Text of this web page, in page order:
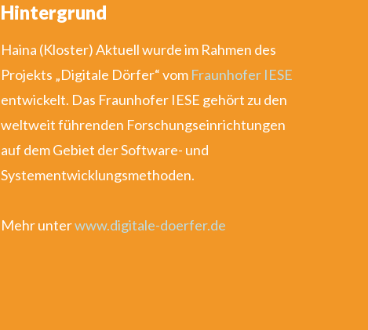
Hintergrund
Haina (Kloster) Aktuell wurde im Rahmen des
Projekts „Digitale Dörfer“ vom Fraunhofer IESE
entwickelt. Das Fraunhofer IESE gehört zu den
weltweit führenden Forschungseinrichtungen
auf dem Gebiet der Software- und
Systementwicklungsmethoden.
Mehr unterwww.digitale-doerfer.de